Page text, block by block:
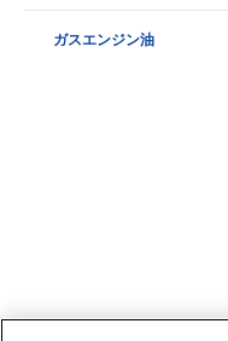
ガスエンジン油